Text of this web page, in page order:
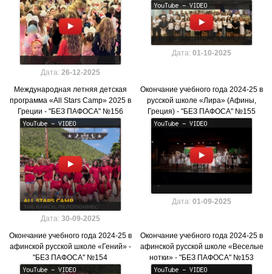
Дата: 26-12-2025
Дата:01-10-2025
Международная летняя детская
программа «All Stars Camp» 2025 в
Греции - "БЕЗ ПАФОСА" №156
Дата: 30-09-2025
Окончание учебного года 2024-25 в
русской школе «Лира» (Афины,
Греция) - "БЕЗ ПАФОСА" №155
Дата:01-09-2025
Окончание учебного года 2024-25 в
афинской русской школе «Гений» -
"БЕЗ ПАФОСА" №154
Окончание учебного года 2024-25 в
афинской русской школе «Веселые
нотки» - "БЕЗ ПАФОСА" №153